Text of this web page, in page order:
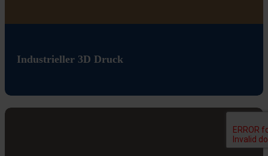
Industrieller 3D Druck